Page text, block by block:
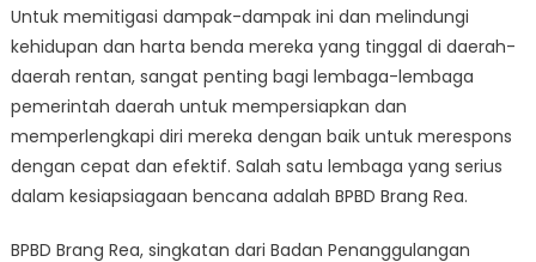
Brang
Rea
Bersiap
Untuk memitigasi dampak-dampak ini dan melindungi
kehidupan dan harta benda mereka yang tinggal di daerah-
daerah rentan, sangat penting bagi lembaga-lembaga
pemerintah daerah untuk mempersiapkan dan
memperlengkapi diri mereka dengan baik untuk merespons
dengan cepat dan efektif. Salah satu lembaga yang serius
dalam kesiapsiagaan bencana adalah BPBD Brang Rea.
BPBD Brang Rea, singkatan dari Badan Penanggulangan